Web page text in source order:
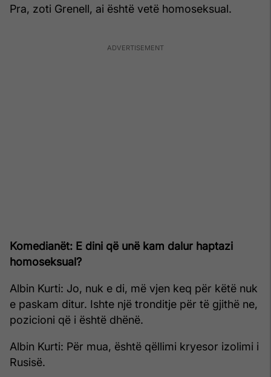
Pra, zoti Grenell, ai është vetë homoseksual.
Komedianët: E dini që unë kam dalur haptazi
homoseksual?
Albin Kurti: Jo, nuk e di, më vjen keq për këtë nuk
e paskam ditur. Ishte një tronditje për të gjithë ne,
pozicioni që i është dhënë.
Albin Kurti: Për mua, është qëllimi kryesor izolimi i
Rusisë.